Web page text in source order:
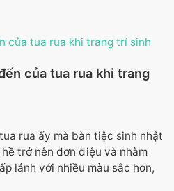
của tua rua khi trang
rua ấy mà bàn tiệc sinh nhật
trở nên đơn điệu và nhàm
lánh với nhiều màu sắc hơn,